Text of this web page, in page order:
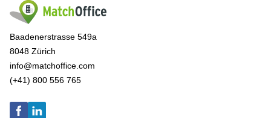
Baadenerstrasse 549a
8048 Zürich
info@matchoffice.com
(+41) 800 556 765